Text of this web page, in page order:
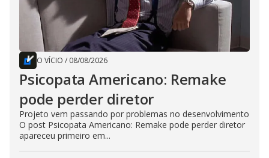
O VÍCIO / 08/08/2026
Psicopata Americano: Remake
pode perder diretor
Projeto vem passando por problemas no desenvolvimento
O post Psicopata Americano: Remake pode perder diretor
apareceu primeiro em...